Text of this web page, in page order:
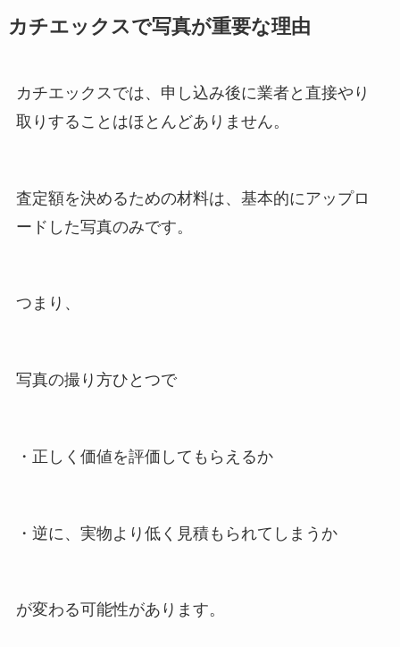
カチエックスで写真が重要な理由
カチエックスでは、申し込み後に業者と直接やり
取りすることはほとんどありません。
査定額を決めるための材料は、基本的にアップロ
ードした写真のみです。
つまり、
写真の撮り方ひとつで
・正しく価値を評価してもらえるか
・逆に、実物より低く見積もられてしまうか
が変わる可能性があります。